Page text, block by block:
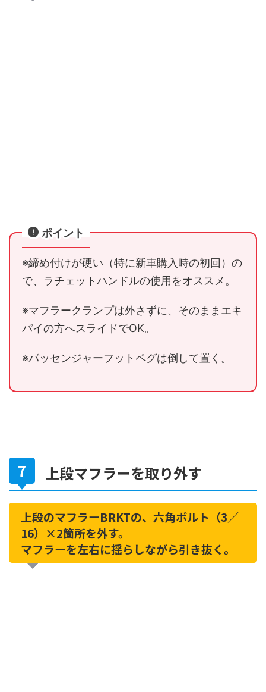
ポイント
※締め付けが硬い（特に新車購入時の初回）の
で、ラチェットハンドルの使用をオススメ。
※マフラークランプは外さずに、そのままエキ
パイの方へスライドでOK。
※パッセンジャーフットペグは倒して置く。
上段マフラーを取り外す
上段のマフラーBRKTの、六角ボルト（3／
16）×2箇所を外す。
マフラーを左右に揺らしながら引き抜く。